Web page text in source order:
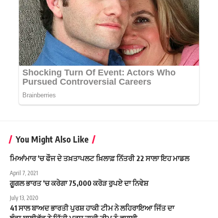
You Might Also Like
ਮਿਆਂਮਾਰ ‘ਚ ਫੌਜ ਦੇ ਤਖ਼ਤਾਪਲਟ ਖ਼ਿਲਾਫ਼ ਨਿੱਤਰੀ 22 ਸਾਲਾ ਇਹ ਮਾਡਲ
April 7, 2021
ਗੂਗਲ ਭਾਰਤ ‘ਚ ਕਰੇਗਾ 75,000 ਕਰੋੜ ਰੁਪਏ ਦਾ ਨਿਵੇਸ਼
July 13, 2020
41 ਸਾਲ ਬਾਅਦ ਭਾਰਤੀ ਪੁਰਸ਼ ਹਾਕੀ ਟੀਮ ਨੇ ਲਹਿਰਾਇਆ ਜਿੱਤ ਦਾ